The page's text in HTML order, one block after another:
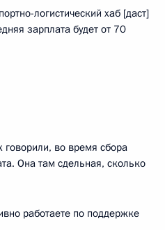
логистический хаб [даст]
зарплата будет от 70
говорили, во время сбора
Она там сдельная, сколько
работаете по поддержке